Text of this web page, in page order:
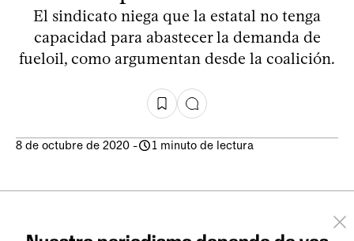
El sindicato niega que la estatal no tenga
capacidad para abastecer la demanda de
fueloil, como argumentan desde la coalición.
8 de octubre de 2020 - 1 minuto de lectura